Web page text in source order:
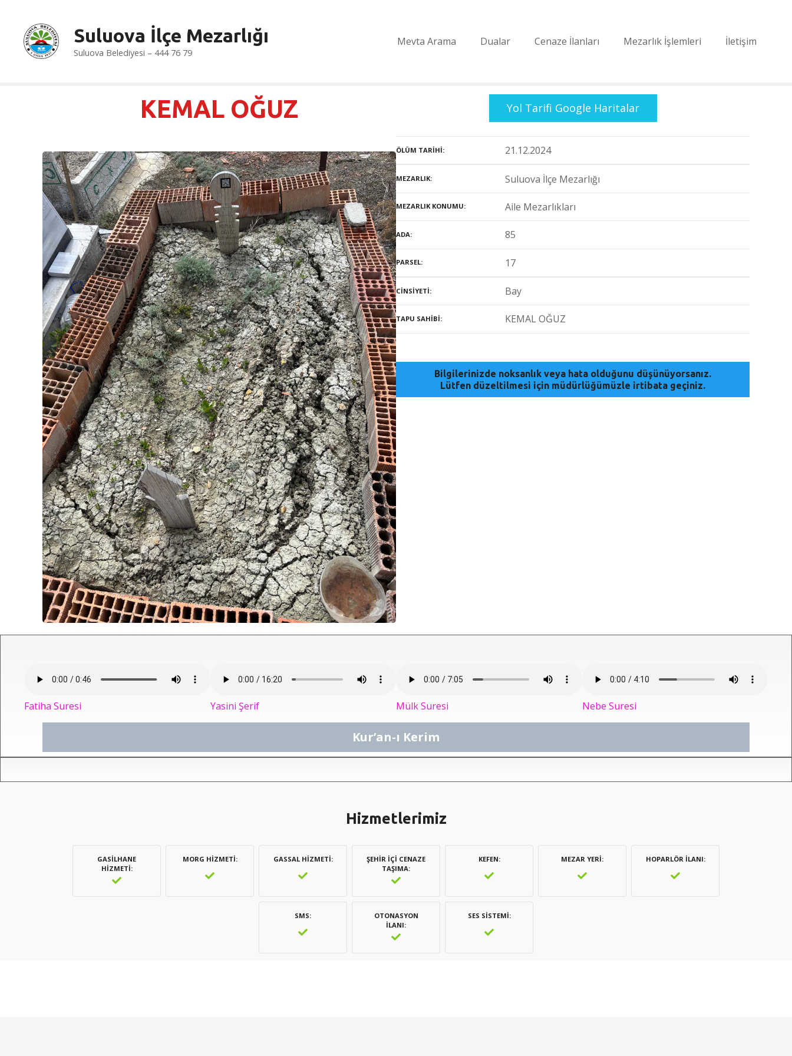
Suluova İlçe Mezarlığı
Suluova Belediyesi – 444 76 79
Mevta Arama Dualar Cenaze İlanları Mezarlık İşlemleri İletişim
KEMAL OĞUZ Yol Tarifi Google Haritalar
ÖLÜM TARIHI 21.12.2024
MEZARLIK Suluova İlçe Mezarlığı
MEZARLIK KONUMU Aile Mezarlıkları
ADA 85
PARSEL 17
CINSIYETI Bay
TAPU SAHIBI KEMAL OĞUZ
Bilgilerinizde noksanlık veya hata olduğunu düşünüyorsanız.
Lütfen düzeltilmesi için müdürlüğümüzle irtibata geçiniz.
Fatiha Suresi Yasini Şerif Mülk Suresi Nebe Suresi
Kur’an-ı Kerim
Hizmetlerimiz
GASILHANE
HIZMETI
MORG HIZMETI GASSAL HIZMETI
ŞEHIR İÇI CENAZE
TAŞIMA
KEFEN MEZAR YERI HOPARLÖR İLANI
SMS
OTONASYON
İLANI
SES SISTEMI